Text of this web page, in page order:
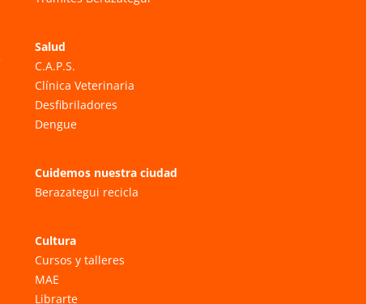
Salud
C.A.P.S.
Clínica Veterinaria
Desfibriladores
Dengue
Cuidemos nuestra ciudad
Berazategui recicla
Cultura
Cursos y talleres
MAE
Librarte